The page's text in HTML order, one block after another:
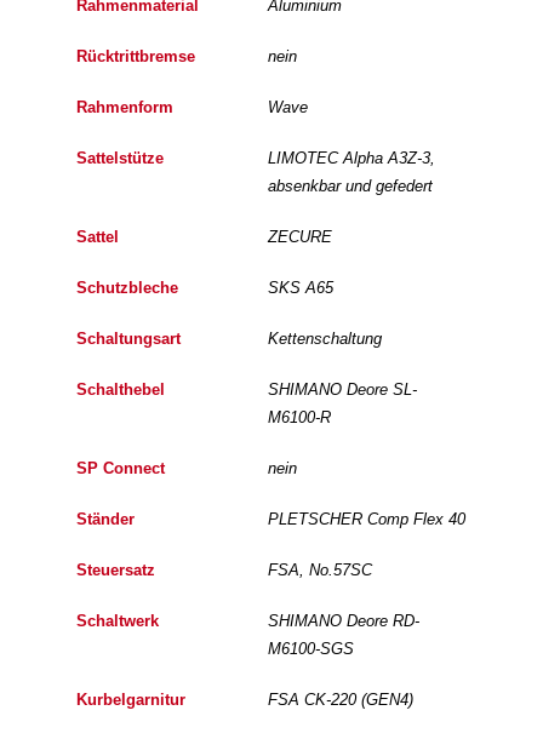
Rahmenmaterial Aluminium
Rücktrittbremse nein
Rahmenform Wave
Sattelstütze
LIMOTEC Alpha A3Z-3,
absenkbar und gefedert
Sattel ZECURE
Schutzbleche SKS A65
Schaltungsart Kettenschaltung
Schalthebel
SHIMANO Deore SL-
M6100-R
SP Connect nein
Ständer PLETSCHER Comp Flex 40
Steuersatz FSA, No.57SC
Schaltwerk
SHIMANO Deore RD-
M6100-SGS
Kurbelgarnitur FSA CK-220 (GEN4)